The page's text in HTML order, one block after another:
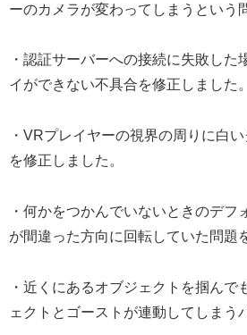
ーのカメラが変わってしまうという
・認証サーバーへの接続に失敗した
イができない不具合を修正しました。
・VRプレイヤーの視界の周りに白
を修正しました。
・何かをつかんでいないときのデフ
が間違った方向に回転していた問題
・近くにあるオブジェクトを掴んで
ェクトとゴーストが連動してしまう